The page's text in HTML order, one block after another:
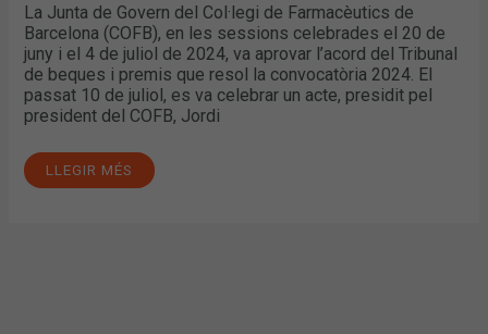
La Junta de Govern del Col·legi de Farmacèutics de
Barcelona (COFB), en les sessions celebrades el 20 de
juny i el 4 de juliol de 2024, va aprovar l’acord del Tribunal
de beques i premis que resol la convocatòria 2024. El
passat 10 de juliol, es va celebrar un acte, presidit pel
president del COFB, Jordi
LLEGIR MÉS